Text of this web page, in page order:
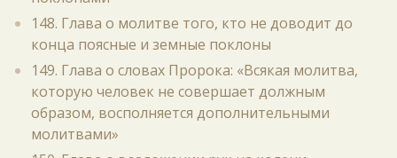
148. Глава о молитве того, кто не доводит до
конца поясные и земные поклоны
149. Глава о словах Пророка: «Всякая молитва,
которую человек не совершает должным
образом, восполняется дополнительными
молитвами»